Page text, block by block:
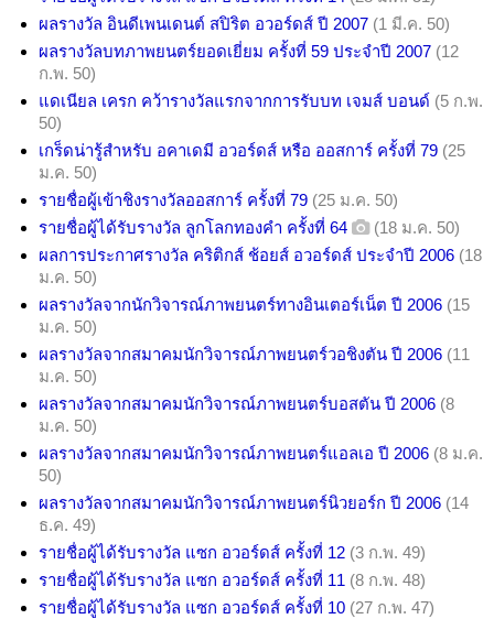
ผลรางวัล อินดีเพนเดนต์ สปิริต อวอร์ดส์ ปี 2007 (1 มี.ค. 50)
ผลรางวัลบทภาพยนตร์ยอดเยี่ยม ครั้งที่ 59 ประจำปี 2007 (12
ก.พ. 50)
แดเนียล เครก คว้ารางวัลแรกจากการรับบท เจมส์ บอนด์ (5 ก.พ.
50)
เกร็ดน่ารู้สำหรับ อคาเดมี อวอร์ดส์ หรือ ออสการ์ ครั้งที่ 79 (25
ม.ค. 50)
รายชื่อผู้เข้าชิงรางวัลออสการ์ ครั้งที่ 79 (25 ม.ค. 50)
รายชื่อผู้ได้รับรางวัล ลูกโลกทองคำ ครั้งที่ 64
(18 ม.ค. 50)
ผลการประกาศรางวัล คริติกส์ ช้อยส์ อวอร์ดส์ ประจำปี 2006 (18
ม.ค. 50)
ผลรางวัลจากนักวิจารณ์ภาพยนตร์ทางอินเตอร์เน็ต ปี 2006 (15
ม.ค. 50)
ผลรางวัลจากสมาคมนักวิจารณ์ภาพยนตร์วอชิงตัน ปี 2006 (11
ม.ค. 50)
ผลรางวัลจากสมาคมนักวิจารณ์ภาพยนตร์บอสตัน ปี 2006 (8
ม.ค. 50)
ผลรางวัลจากสมาคมนักวิจารณ์ภาพยนตร์แอลเอ ปี 2006 (8 ม.ค.
50)
ผลรางวัลจากสมาคมนักวิจารณ์ภาพยนตร์นิวยอร์ก ปี 2006 (14
ธ.ค. 49)
รายชื่อผู้ได้รับรางวัล แซก อวอร์ดส์ ครั้งที่ 12 (3 ก.พ. 49)
รายชื่อผู้ได้รับรางวัล แซก อวอร์ดส์ ครั้งที่ 11 (8 ก.พ. 48)
รายชื่อผู้ได้รับรางวัล แซก อวอร์ดส์ ครั้งที่ 10 (27 ก.พ. 47)